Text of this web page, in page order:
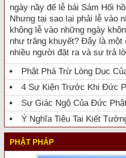
ngày nầy để lễ bái Sám Hối
Nhưng tại sao lại phải lễ vào
không lễ vào những ngày
như trăng khuyết? Đây là một
nhiều người đặt ra và sự trả
Phật Phá Trừ Lòng Dục
4 Sự Kiện Trước Khi Đức
Sự Giác Ngộ Của Đức
Ý Nghĩa Tiêu Tai Kiết
PHẬT PHÁP